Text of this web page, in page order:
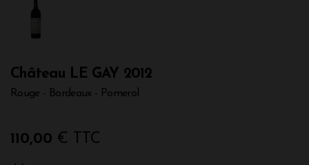
Château LE GAY 2012
Rouge - Bordeaux - Pomerol
110,00 € TTC